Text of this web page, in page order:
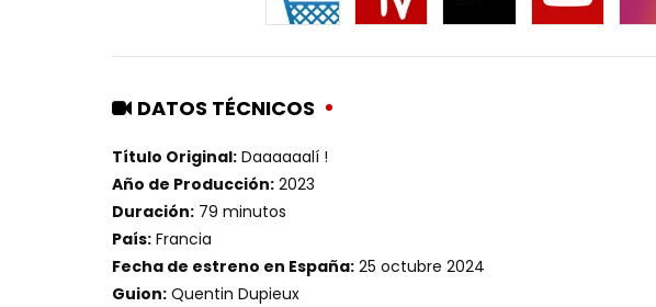
DATOS TÉCNICOS
Título Original: Daaaaaalí !
Año de Producción: 2023
Duración: 79 minutos
País: Francia
Fecha de estreno en España: 25 octubre 2024
Guion: Quentin Dupieux